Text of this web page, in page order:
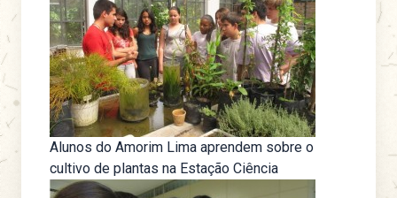
Alunos do Amorim Lima aprendem sobre o
cultivo de plantas na Estação Ciência